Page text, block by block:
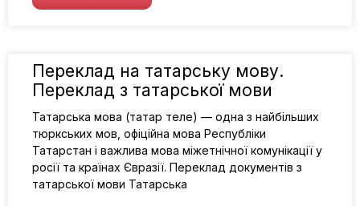
Переклад на татарську мову.
Переклад з татарської мови
Татарська мова (татар теле) — одна з найбільших
тюркських мов, офіційна мова Республіки
Татарстан і важлива мова міжетнічної комунікації у
росії та країнах Євразії. Переклад документів з
татарської мови Татарська